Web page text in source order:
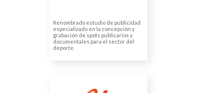
Renombrado estudio de publicidad
especializado en la concepción y
grabación de spots publicarios y
documentales para el sector del
deporte.